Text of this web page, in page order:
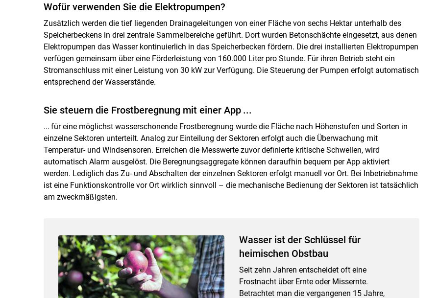
Wofür verwenden Sie die Elektropumpen?
Zusätzlich werden die tief liegenden Drainageleitungen von einer Fläche von sechs Hektar unterhalb des
Speicherbeckens in drei zentrale Sammelbereiche geführt. Dort wurden Betonschächte eingesetzt, aus denen
Elektropumpen das Wasser kontinuierlich in das Speicherbecken fördern. Die drei installierten Elektropumpen
verfügen gemeinsam über eine Förderleistung von 160.000 Liter pro Stunde. Für ihren Betrieb steht ein
Stromanschluss mit einer Leistung von 30 kW zur Verfügung. Die Steuerung der Pumpen erfolgt automatisch
entsprechend der Wasserstände.
Sie steuern die Frostberegnung mit einer App ...
... für eine möglichst wasserschonende Frostberegnung wurde die Fläche nach Höhenstufen und Sorten in
einzelne Sektoren unterteilt. Analog zur Einteilung der Sektoren erfolgt auch die Überwachung mit
Temperatur- und Windsensoren. Erreichen die Messwerte zuvor definierte kritische Schwellen, wird
automatisch Alarm ausgelöst. Die Beregnungsaggregate können daraufhin bequem per App aktiviert
werden. Lediglich das Zu- und Abschalten der einzelnen Sektoren erfolgt manuell vor Ort. Bei Inbetriebnahme
ist eine Funktionskontrolle vor Ort wirklich sinnvoll – die mechanische Bedienung der Sektoren ist tatsächlich
am zweckmäßigsten.
Wasser ist der Schlüssel für
heimischen Obstbau
Seit zehn Jahren entscheidet oft eine
Frostnacht über Ernte oder Missernte.
Betrachtet man die vergangenen 15 Jahre,